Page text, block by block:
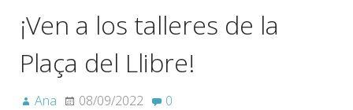
¡Ven a los talleres de la
Plaça del Llibre!
Ana 08/09/2022 0